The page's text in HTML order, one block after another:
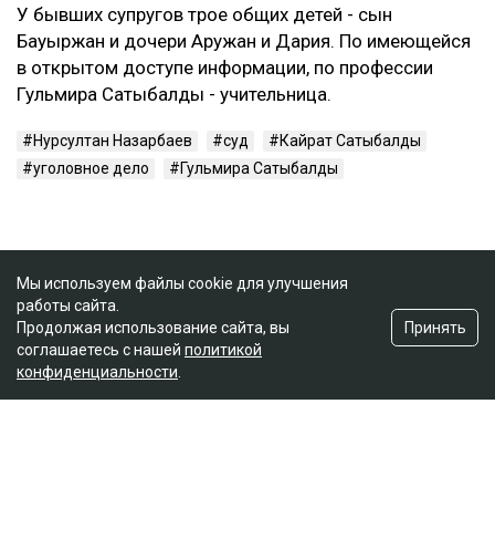
У бывших супругов трое общих детей - сын
Бауыржан и дочери Аружан и Дария. По имеющейся
в открытом доступе информации, по профессии
Гульмира Сатыбалды - учительница.
Нурсултан Назарбаев суд
Кайрат Сатыбалды
уголовное дело
Гульмира Сатыбалды
Мы используем файлы cookie для улучшения
работы сайта.
Продолжая использование сайта, вы
соглашаетесь с нашей политикой
конфиденциальности
Принять